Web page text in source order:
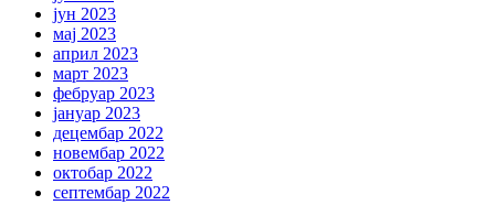
јун 2023
мај 2023
април 2023
март 2023
фебруар 2023
јануар 2023
децембар 2022
новембар 2022
октобар 2022
септембар 2022